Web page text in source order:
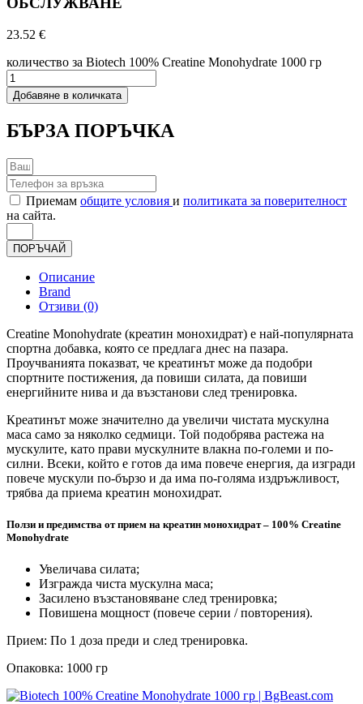
23.52 €
количество за Biotech 100% Creatine Monohydrate 1000 гр
Добавяне в количката
БЪРЗА ПОРЪЧКА
Приемам общите условия и политиката за поверителност
на сайта.
ПОРЪЧАЙ
Описание
Brand
Отзиви (0)
Creatine Monohydrate (креатин монохидрат) е най-популярната
спортна добавка, която се предлага днес на пазара.
Проучванията показват, че креатинът може да подобри
спортните постижения, да повиши силата, да повиши
енергийните нива и да възстанови след тренировка.
Креатинът може значително да увеличи чистата мускулна
маса само за няколко седмици. Той подобрява растежа на
мускулите, като прави мускулните влакна по-големи и по-
силни. Всеки, който е готов да има повече енергия, да изгради
повече мускули по-бързо и да има по-голяма издръжливост,
трябва да приема креатин монохидрат.
Ползи и предимства от прием на креатин монохидрат – 100% Creatine
Monohydrate
Увеличава силата;
Изгражда чиста мускулна маса;
Засилено възстановяване след тренировка;
Повишена мощност (повече серии / повторения).
Прием: По 1 доза преди и след тренировка.
Опаковка: 1000 гр